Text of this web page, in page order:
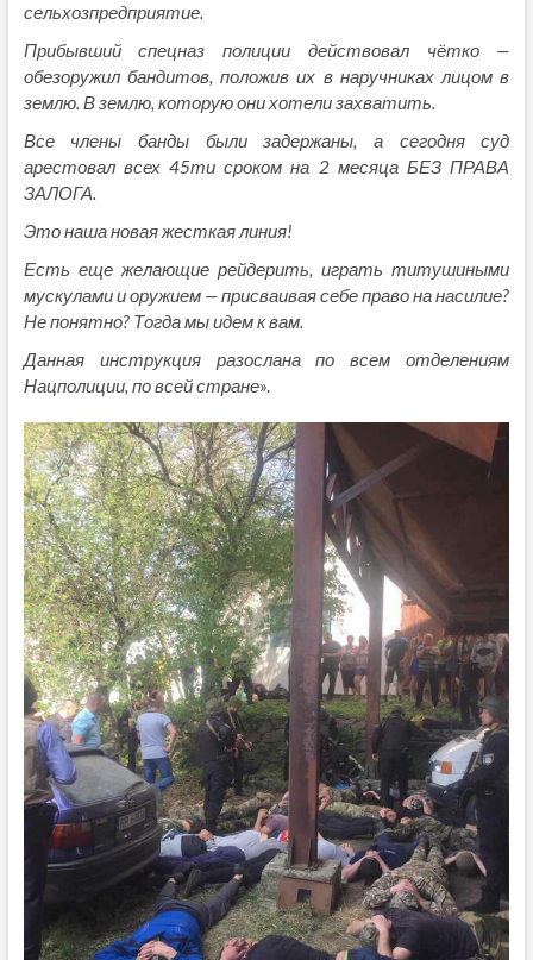
сельхозпредприятие.
Прибывший спецназ полиции действовал чётко —
обезоружил бандитов, положив их в наручниках лицом в
землю. В землю, которую они хотели захватить.
Все члены банды были задержаны, а сегодня суд
арестовал всех 45ти сроком на 2 месяца БЕЗ ПРАВА
ЗАЛОГА.
Это наша новая жесткая линия!
Есть еще желающие рейдерить, играть титушиными
мускулами и оружием — присваивая себе право на насилие?
Не понятно? Тогда мы идем к вам.
Данная инструкция разослана по всем отделениям
Нацполиции, по всей стране».